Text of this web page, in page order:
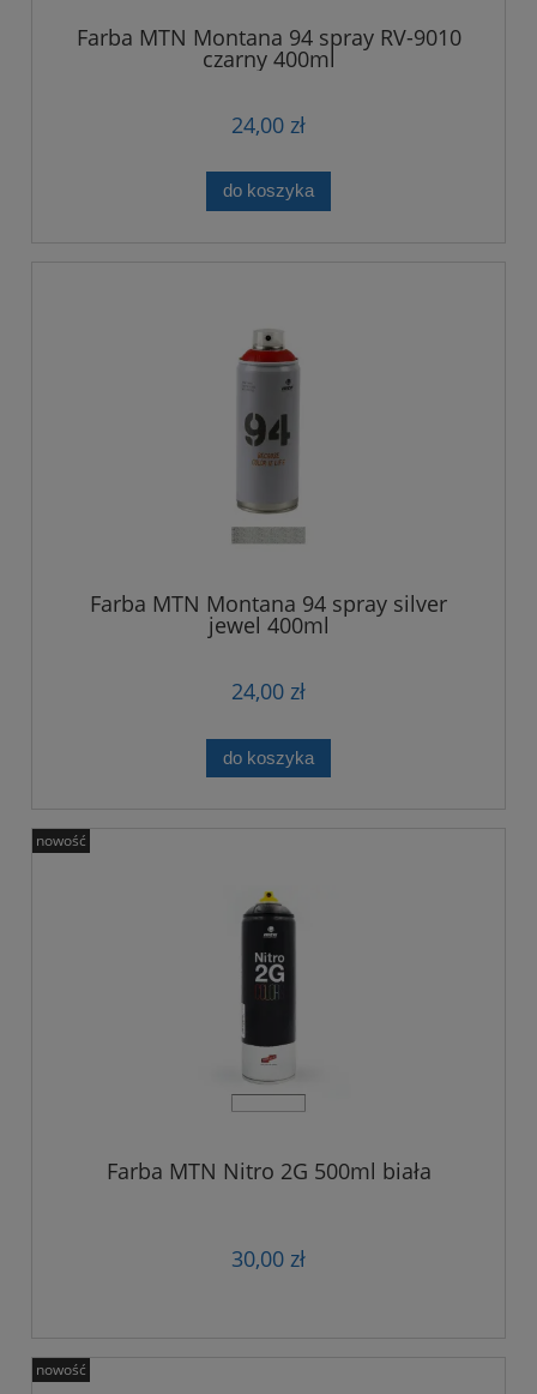
Farba MTN Montana 94 spray RV-9010
czarny 400ml
24,00 zł
do koszyka
Farba MTN Montana 94 spray silver
jewel 400ml
24,00 zł
do koszyka
Farba MTN Nitro 2G 500ml biała
30,00 zł
nowość
nowość